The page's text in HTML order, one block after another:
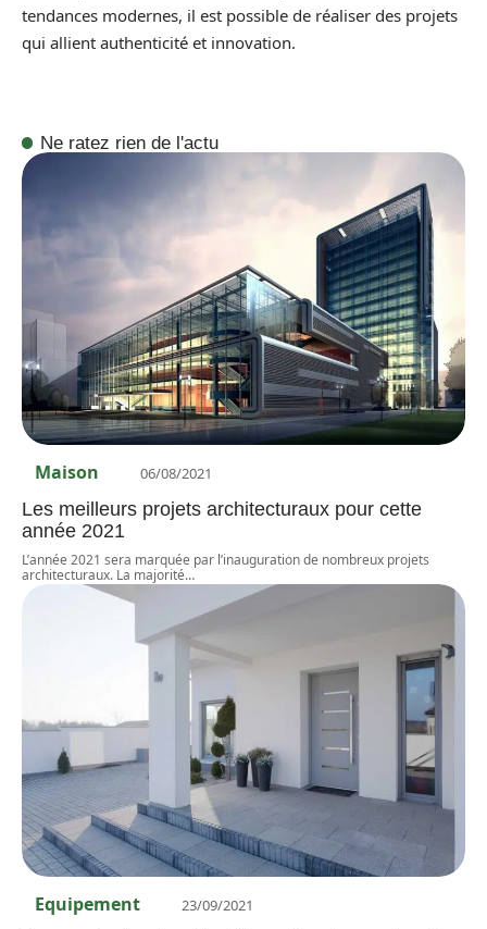
tendances modernes, il est possible de réaliser des projets
qui allient authenticité et innovation.
Ne ratez rien de l'actu
Maison 06/08/2021
Les meilleurs projets architecturaux pour cette
année 2021
L’année 2021 sera marquée par l’inauguration de nombreux projets
architecturaux. La majorité…
Equipement 23/09/2021